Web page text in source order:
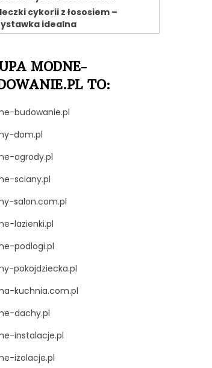
cykorii z łososiem –
idealna
MODNE-
TO:
budowanie.pl
dom.pl
ogrody.pl
sciany.pl
salon.com.pl
lazienki.pl
podlogi.pl
pokojdziecka.pl
kuchnia.com.pl
dachy.pl
instalacje.pl
izolacje.pl